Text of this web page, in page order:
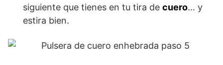
siguiente que tienes en tu tira de cuero… y
estira bien.